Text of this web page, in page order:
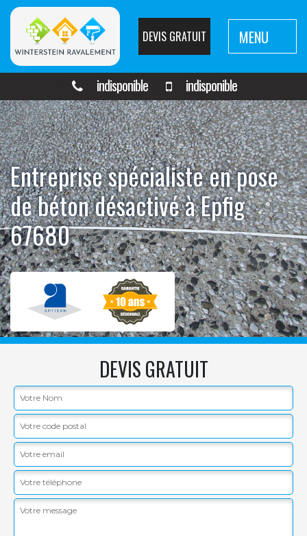
DEVIS GRATUIT MENU
indisponible indisponible
Entreprise spécialiste en pose
de béton désactivé à Epfig
67680
DEVIS GRATUIT